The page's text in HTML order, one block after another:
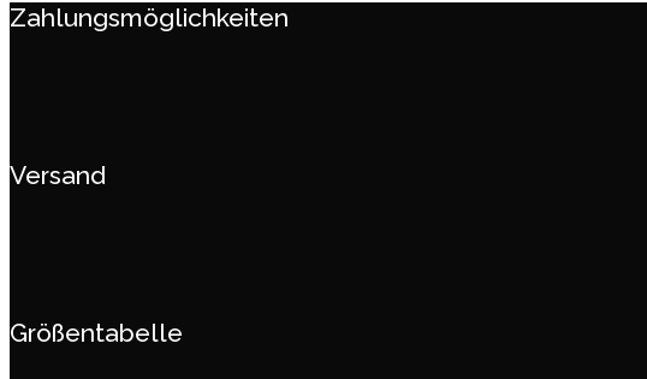
Zahlungsmöglichkeiten
Versand
Größentabelle